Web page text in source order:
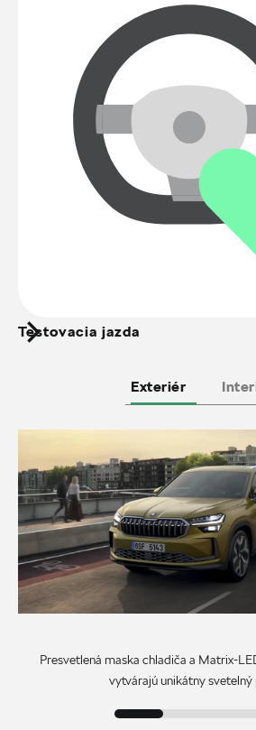
Testovacia jazda
Exteriér
Presvetlená maska chladiča a Matrix-
vytvárajú unikátny svetelný